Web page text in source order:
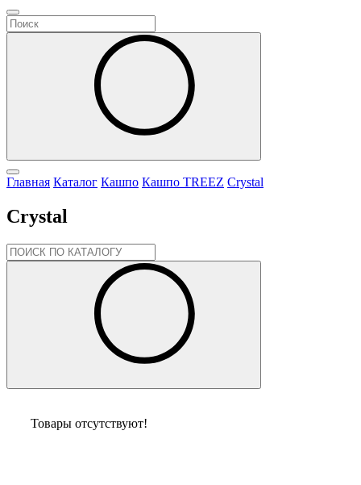
Главная Каталог Кашпо Кашпо TREEZ Crystal
Crystal
Товары отсутствуют!